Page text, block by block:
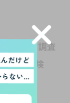
ンケート調査
#がん保険
ト保険